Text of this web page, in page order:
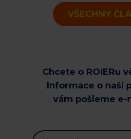
VŠECHNY
Chcete o ROIERu
Informace o naší
vám pošleme e-